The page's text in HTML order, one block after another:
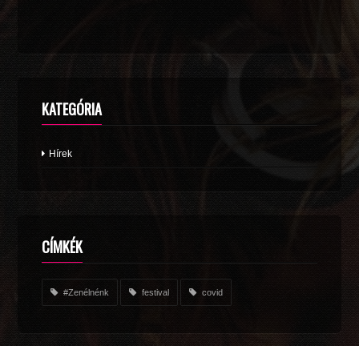
KATEGÓRIA
Hírek
CÍMKÉK
#Zenélnénk festival covid